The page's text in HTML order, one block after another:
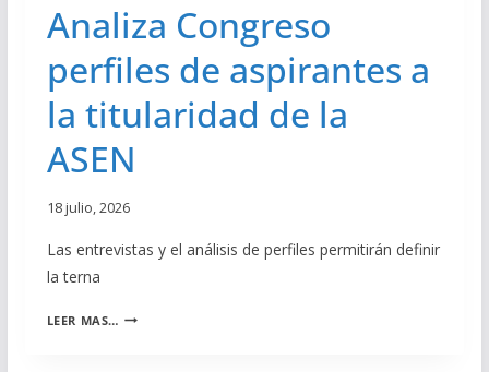
S
N
A
D
S
P
I
A
T
A
Analiza Congreso
perfiles de aspirantes a
la titularidad de la
ASEN
18 julio, 2026
Las entrevistas y el análisis de perfiles permitirán definir
la terna
LEER MAS…